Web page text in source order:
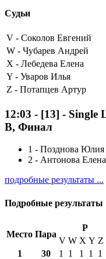
Судьи
V - Соколов Евгений
W - Чубарев Андрей
X - Лебедева Елена
Y - Уваров Илья
Z - Потапцев Артур
12:03 - [13] - Single
B, Финал
1 - Позднова Юлия
2 - Антонова
подробные результаты ...
Подробные результаты
Место Пара
P
V W X Y Z
1
30 1 1 1 1 1